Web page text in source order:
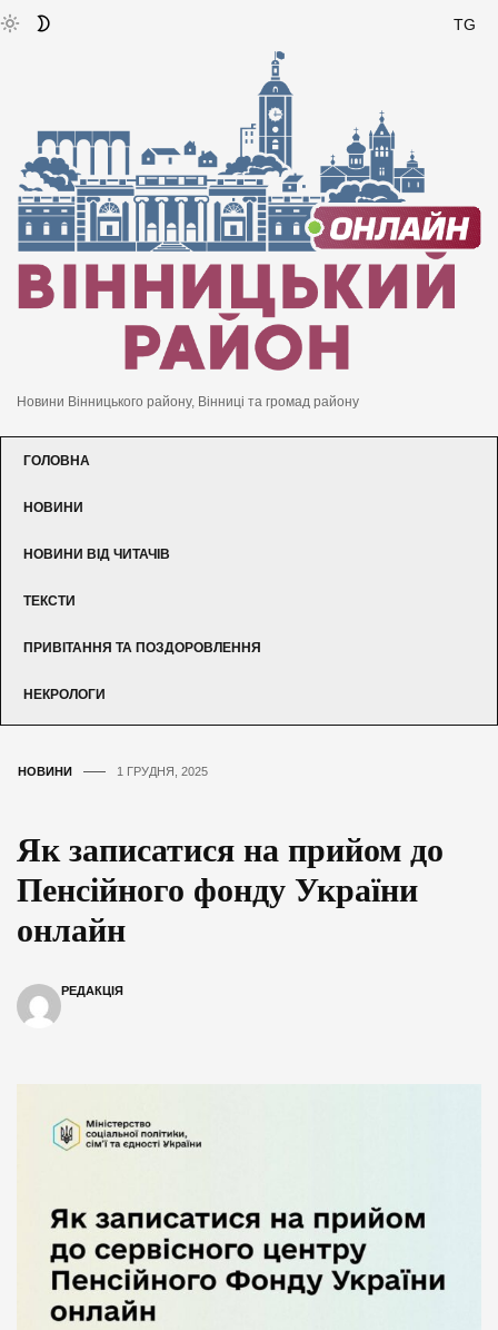
TG
Новини Вінницького району, Вінниці та громад району
ГОЛОВНА
НОВИНИ
НОВИНИ ВІД ЧИТАЧІВ
ТЕКСТИ
ПРИВІТАННЯ ТА ПОЗДОРОВЛЕННЯ
НЕКРОЛОГИ
НОВИНИ 1 ГРУДНЯ, 2025
Як записатися на прийом до
Пенсійного фонду України
онлайн
РЕДАКЦІЯ